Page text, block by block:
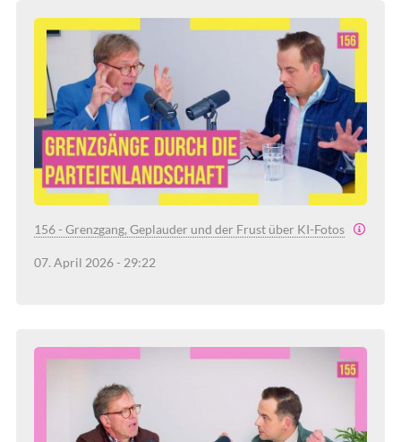
156 - Grenzgang, Geplauder und der Frust über KI-Fotos
07. April 2026 - 29:22